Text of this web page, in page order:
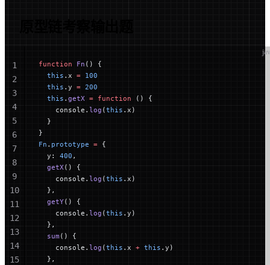
原型链考察输出题
function Fn () {
  this
.x = 100
  this
.y = 200
  this
. getX = function () {
    console.
log (this .x)
  }
}
Fn . prototype = {
  y:
400 ,
  getX
() {
    console.
log (this .x)
  },
  getY
() {
    console.
log (this .y)
  },
  sum
() {
    console.
log (this .x + this .y)
  },
1
2
3
4
5
6
7
8
9
10
11
12
13
14
15